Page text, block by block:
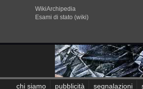
WikiArchipedia
Esami di stato (wiki)
chi siamo pubblicità segnalazioni